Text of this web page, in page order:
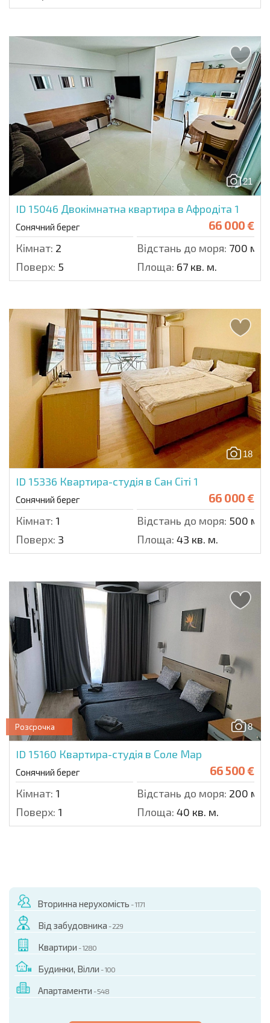
21
ID 15046 Двокімнатна квартира в Афродіта 1
Сонячний берег 66 000 €
Кімнат: 2 Відстань до моря: 700 м.
Поверх: 5 Площа: 67 кв. м.
18
ID 15336 Квартира-студія в Сан Сіті 1
Сонячний берег 66 000 €
Кімнат: 1 Відстань до моря: 500 м.
Поверх: 3 Площа: 43 кв. м.
8
Розсрочка
ID 15160 Квартира-студія в Соле Мар
Сонячний берег 66 500 €
Кімнат: 1 Відстань до моря: 200 м.
Поверх: 1 Площа: 40 кв. м.
Вторинна нерухомість - 1171
Від забудовника - 229
Квартири - 1280
Будинки, Вілли - 100
Апартаменти - 548